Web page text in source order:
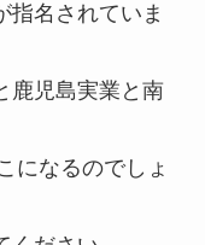
指名されていま
鹿児島実業と南
になるのでしょ